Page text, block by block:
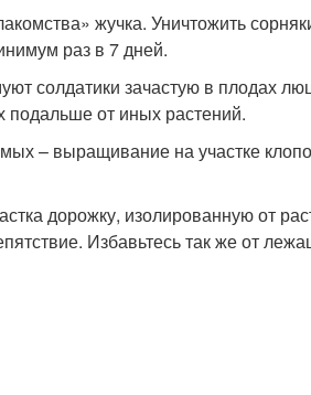
жучка. Уничтожить
раз в 7 дней.
солдатики зачастую в плодах
подальше от иных растений.
– выращивание на участке
дорожку, изолированную от
Избавьтесь так же от